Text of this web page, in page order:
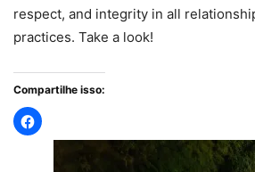
respect, and integrity in all
practices. Take a look!
Compartilhe isso: